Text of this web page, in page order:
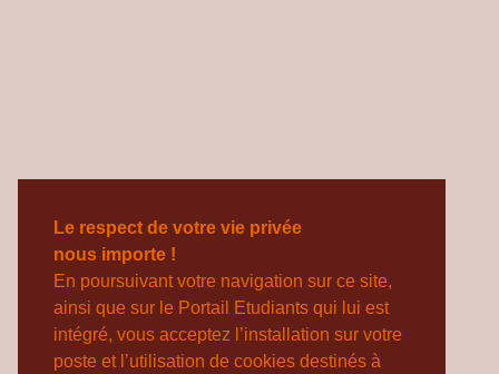
Le respect de votre vie privée
nous importe !
En poursuivant votre navigation sur ce site,
ainsi que sur le Portail Etudiants qui lui est
intégré, vous acceptez l’installation sur votre
poste et l’utilisation de cookies destinés à